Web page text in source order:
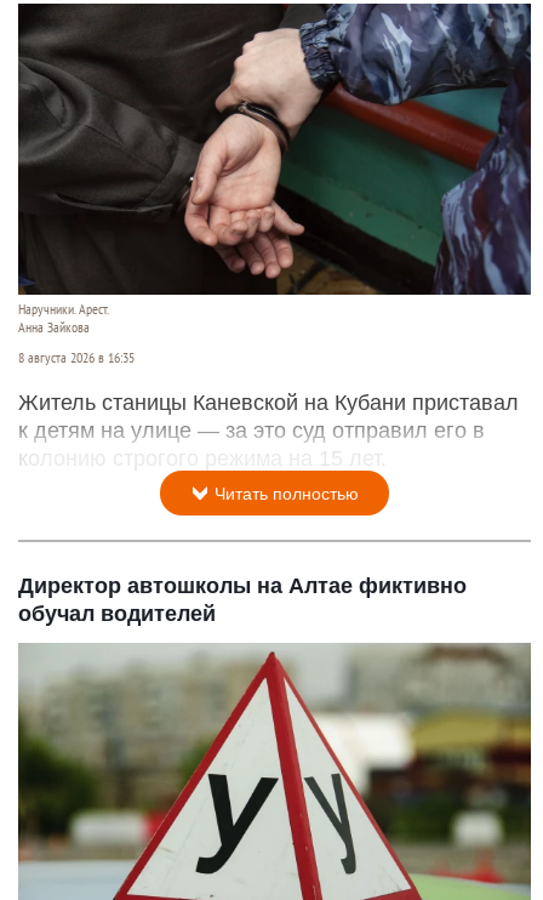
Наручники. Арест.
Анна Зайкова
8 августа 2026 в 16:35
Житель станицы Каневской на Кубани приставал
к детям на улице — за это суд отправил его в
колонию строгого режима на 15 лет.
Читать полностью
Директор автошколы на Алтае фиктивно
обучал водителей